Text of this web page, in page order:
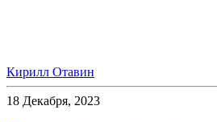
Кирилл Отавин
18 Декабря, 2023